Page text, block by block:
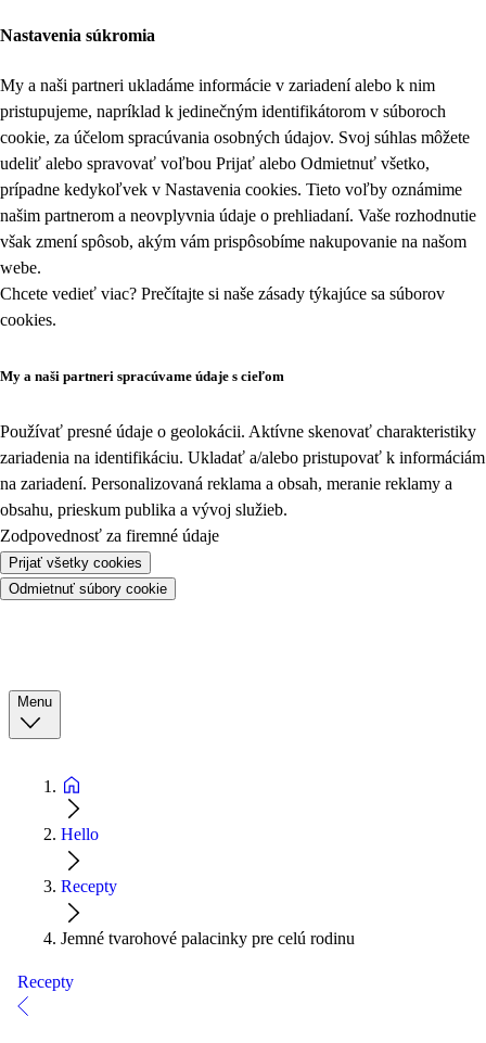
Nastavenia súkromia
My a naši partneri ukladáme informácie v zariadení alebo k nim
pristupujeme, napríklad k jedinečným identifikátorom v súboroch
cookie, za účelom spracúvania osobných údajov. Svoj súhlas môžete
udeliť alebo spravovať voľbou Prijať alebo Odmietnuť všetko,
prípadne kedykoľvek v Nastavenia cookies. Tieto voľby oznámime
našim partnerom a neovplyvnia údaje o prehliadaní. Vaše rozhodnutie
však zmení spôsob, akým vám prispôsobíme nakupovanie na našom
webe.
Chcete vedieť viac? Prečítajte si naše zásady týkajúce sa súborov
cookies.
My a naši partneri spracúvame údaje s cieľom
Používať presné údaje o geolokácii. Aktívne skenovať charakteristiky
zariadenia na identifikáciu. Ukladať a/alebo pristupovať k informáciám
na zariadení. Personalizovaná reklama a obsah, meranie reklamy a
obsahu, prieskum publika a vývoj služieb.
Zodpovednosť za firemné údaje
Prijať všetky cookies
Odmietnuť súbory cookie
Menu
Hello
Recepty
Jemné tvarohové palacinky pre celú rodinu
Recepty